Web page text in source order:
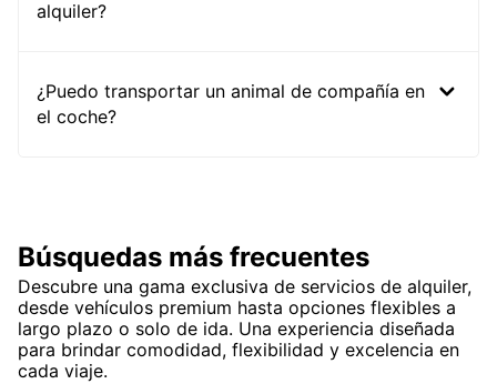
alquiler?
¿Puedo transportar un animal de compañía en
el coche?
Búsquedas más frecuentes
Descubre una gama exclusiva de servicios de alquiler,
desde vehículos premium hasta opciones flexibles a
largo plazo o solo de ida. Una experiencia diseñada
para brindar comodidad, flexibilidad y excelencia en
cada viaje.